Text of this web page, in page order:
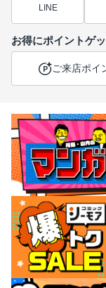
LINE
お得にポイントゲッ
ご来店ポイ